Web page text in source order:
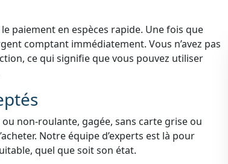
paiement en espèces rapide. Une fois que
comptant immédiatement. Vous n’avez pas
ce qui signifie que vous pouvez utiliser
non-roulante, gagée, sans carte grise ou
Notre équipe d’experts est là pour
quel que soit son état.